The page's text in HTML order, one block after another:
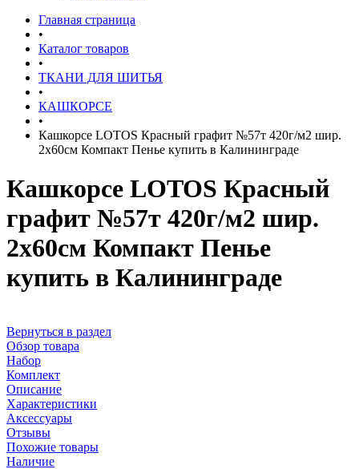
Главная страница
•
Каталог товаров
•
ТКАНИ ДЛЯ ШИТЬЯ
•
КАШКОРСЕ
•
Кашкорсе LOTOS Красный графит №57т 420г/м2 шир.
2х60см Компакт Пенье купить в Калининграде
Кашкорсе LOTOS Красный
графит №57т 420г/м2 шир.
2х60см Компакт Пенье
купить в Калининграде
Вернуться в раздел
Обзор товара
Набор
Комплект
Описание
Характеристики
Аксессуары
Отзывы
Похожие товары
Наличие